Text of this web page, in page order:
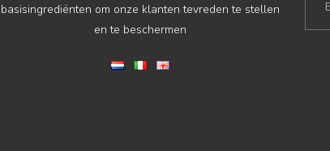
basisingrediënten om onze klanten tevreden te stellen
en te beschermen